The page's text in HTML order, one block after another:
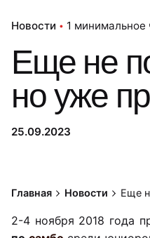
Новости 1 минимальное
Еще не
но уже
25.09.2023
Главная Новости Еще
2-4 ноября 2018 года